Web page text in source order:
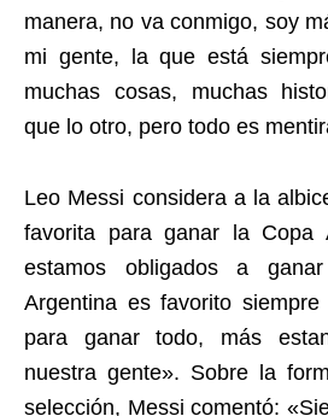
manera, no va conmigo, soy
mi gente, la que está
muchas cosas, muchas
que lo otro, pero todo es
Leo Messi considera a la
favorita para ganar la Copa
estamos obligados a
Argentina es favorito
para ganar todo, más
nuestra gente». Sobre la
selección, Messi comentó: